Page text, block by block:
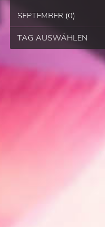
SEPTEMBER (0)
TAG AUSWÄHLEN